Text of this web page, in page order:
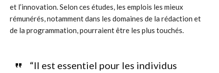
et l’innovation. Selon ces études, les emplois les mieux
rémunérés, notamment dans les domaines de la rédaction et
de la programmation, pourraient être les plus touchés.
“Il est essentiel pour les individus